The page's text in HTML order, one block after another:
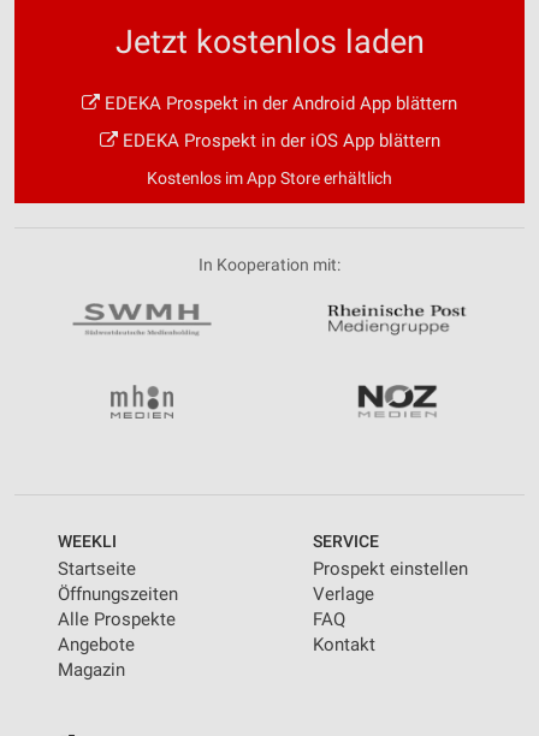
Jetzt kostenlos laden
EDEKA Prospekt in der Android App blättern
EDEKA Prospekt in der iOS App blättern
Kostenlos im App Store erhältlich
In Kooperation mit:
WEEKLI
Startseite
Öffnungszeiten
Alle Prospekte
Angebote
Magazin
SERVICE
Prospekt einstellen
Verlage
FAQ
Kontakt